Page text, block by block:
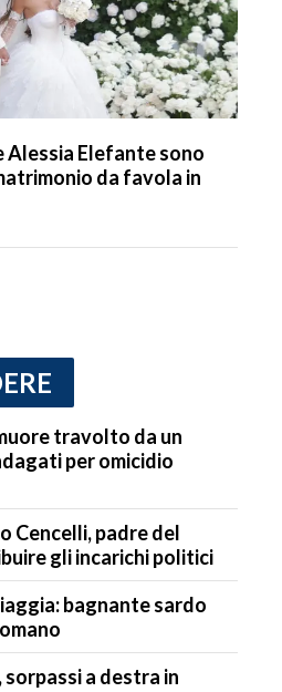
Alessia Elefante sono
da favola in
travolto da un
per omicidio
Cencelli, padre del
gli incarichi politici
bagnante sardo
a destra in